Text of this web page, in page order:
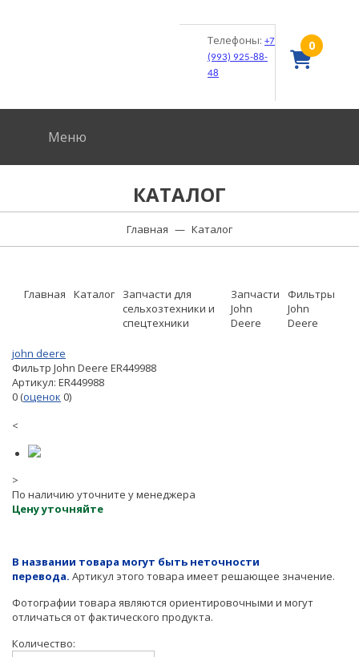
Телефоны: +7
(993) 925-88-
48
0
Меню
КАТАЛОГ
Главная — Каталог
Главная Каталог
Запчасти для
сельхозтехники и
спецтехники
Запчасти
John
Deere
Фильтры
John
Deere
john deere
Фильтр John Deere ER449988
Артикул: ER449988
0 (оценок 0)
<
>
По наличию уточните у менеджера
Цену уточняйте
В названии товара могут быть неточности
перевода. Артикул этого товара имеет решающее значение.
Фотографии товара являются ориентировочными и могут
отличаться от фактического продукта.
Количество: